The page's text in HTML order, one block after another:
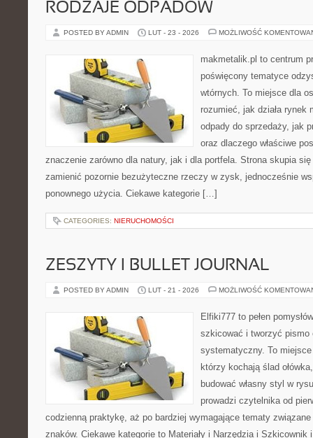
RODZAJE ODPADÓW
POSTED BY ADMIN LUT - 23 - 2026 MOŻLIWOŚĆ
makmetalik.pl to centrum
poświęcony tematyce
wtórnych. To miejsce dla
rozumieć, jak działa rynek
odpady do sprzedaży, jak
oraz dlaczego właściwe
znaczenie zarówno dla natury, jak i dla portfela. Strona skupia
zamienić pozornie bezużyteczne rzeczy w zysk, jednocześnie
ponownego użycia. Ciekawe kategorie […]
CATEGORIES: NIERUCHOMOŚCI
ZESZYTY I BULLET JOURNAL
POSTED BY ADMIN LUT - 21 - 2026 MOŻLIWOŚĆ
Elfiki777 to pełen
szkicować i tworzyć pismo
systematyczny. To
którzy kochają ślad
budować własny styl w
prowadzi czytelnika od
codzienną praktykę, aż po bardziej wymagające tematy
znaków. Ciekawe kategorie to Materiały i Narzędzia i